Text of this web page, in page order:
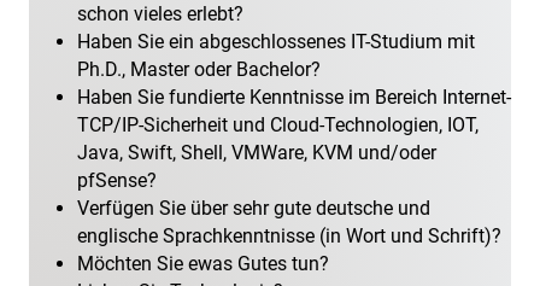
schon vieles erlebt?
Haben Sie ein abgeschlossenes IT-Studium mit
Ph.D., Master oder Bachelor?
Haben Sie fundierte Kenntnisse im Bereich Internet-
TCP/IP-Sicherheit und Cloud-Technologien, IOT,
Java, Swift, Shell, VMWare, KVM und/oder
pfSense?
Verfügen Sie über sehr gute deutsche und
englische Sprachkenntnisse (in Wort und Schrift)?
Möchten Sie ewas Gutes tun?